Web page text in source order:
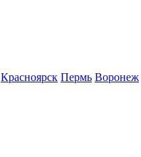
Красноярск Пермь Воронеж